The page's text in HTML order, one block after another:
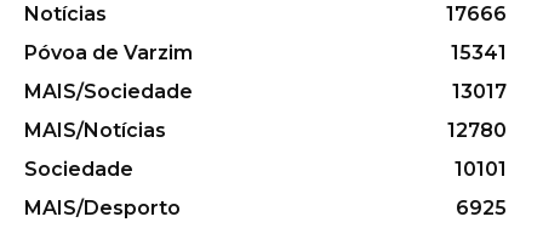
Notícias
17666
Póvoa de Varzim
15341
MAIS/Sociedade
13017
MAIS/Notícias
12780
Sociedade
10101
MAIS/Desporto
6925